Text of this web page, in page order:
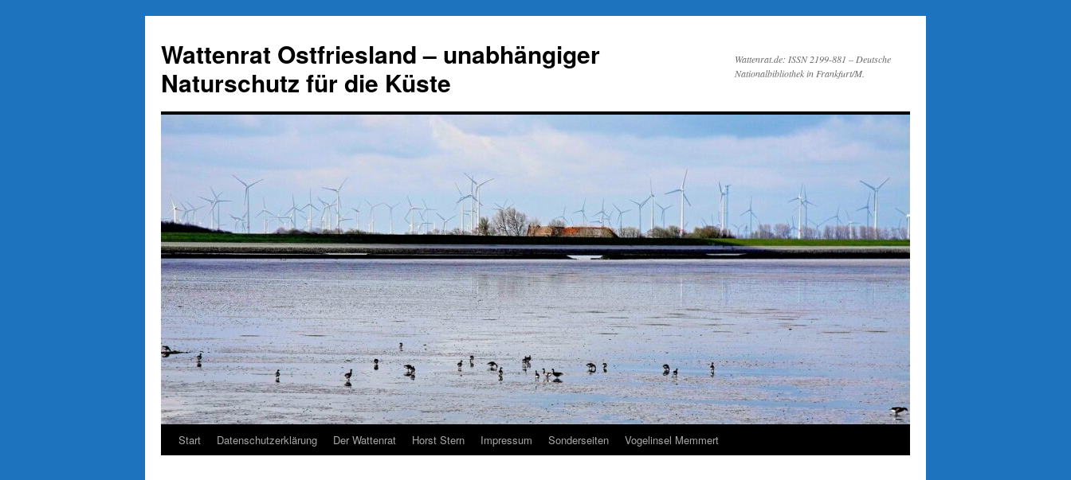
springen
Wattenrat Ostfriesland – unabhängiger
Naturschutz für die Küste
Wattenrat.de: ISSN 2199-881 – Deutsche
Nationalbibliothek in Frankfurt/M.
Start Datenschutzerklärung Der Wattenrat Horst Stern Impressum Sonderseiten Vogelinsel Memmert